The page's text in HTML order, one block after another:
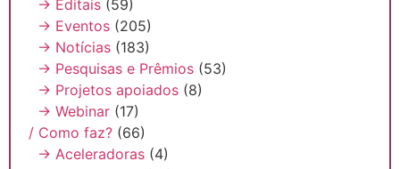
→ Editais (59)
→ Eventos (205)
→ Notícias (183)
→ Pesquisas e Prêmios (53)
→ Projetos apoiados (8)
→ Webinar (17)
/ Como faz? (66)
→ Aceleradoras (4)